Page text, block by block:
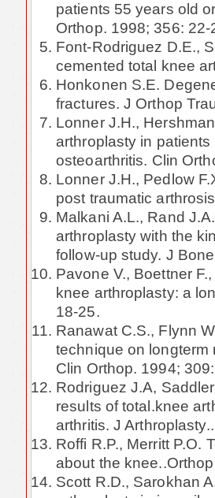
patients 55 years old
Orthop. 1998; 356: 22-
Font-Rodriguez D.E.,
cemented total knee
Honkonen S.E.
fractures. J Orthop
Lonner J.H.,
arthroplasty in
osteoarthritis. Clin
Lonner J.H., Pedlow
post traumatic
Malkani A.L., Rand
arthroplasty with the
follow-up study. J
Pavone V., Boettner
knee arthroplasty: a
18-25.
Ranawat C.S., Flynn
technique on longterm
Clin Orthop. 1994;
Rodriguez J.A,
results of total.knee
arthritis. J
Roffi R.P., Merritt P.O.
about the
Scott R.D., Sarokhan